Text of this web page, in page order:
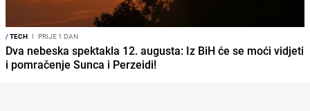
/TECH I PRIJE 1 DAN
Dva nebeska spektakla 12. augusta: Iz BiH će se moći vidjeti
i pomračenje Sunca i Perzeidi!